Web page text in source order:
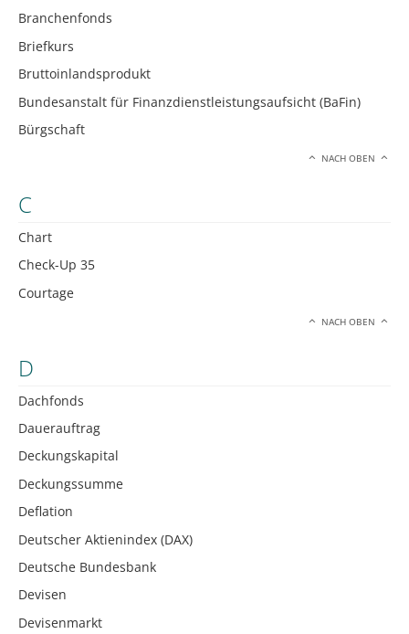
Branchenfonds
Briefkurs
Bruttoinlandsprodukt
Bundesanstalt für Finanzdienstleistungsaufsicht (BaFin)
Bürgschaft
NACH OBEN
C
Chart
Check-Up 35
Courtage
NACH OBEN
D
Dachfonds
Dauerauftrag
Deckungskapital
Deckungssumme
Deflation
Deutscher Aktienindex (DAX)
Deutsche Bundesbank
Devisen
Devisenmarkt